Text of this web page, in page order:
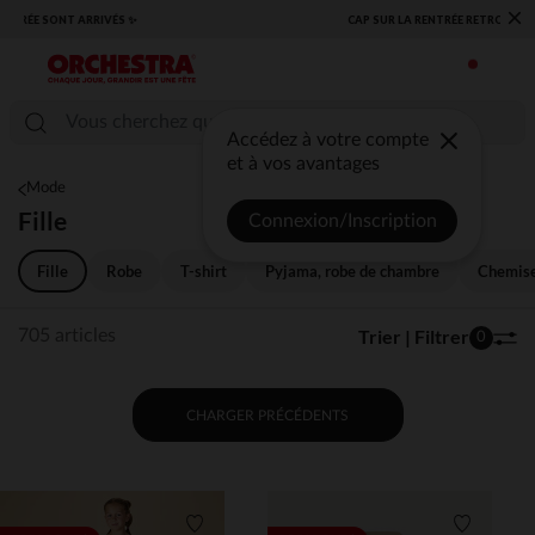
​CAP SUR LA RENTRÉE RETROUVEZ NOS ESSENTIELS ✏️🎒​ ×
Accédez à votre compte
et à vos avantages
Connexion/Inscription
Mode
Fille
Fille Robe T-shirt Pyjama, robe de chambre
Trier | Filtrer 0
CHARGER PRÉCÉDENTS